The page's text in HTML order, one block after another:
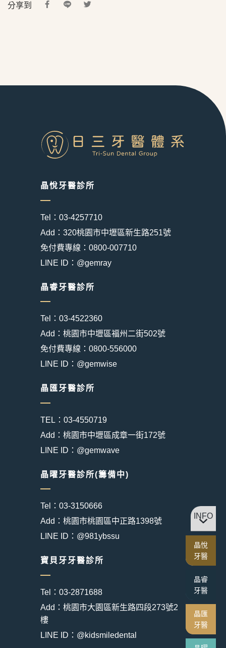
分享到
晶悅牙醫診所
Tel：03-4257710
Add：320桃園市中壢區新生路251號
免付費專線：0800-007710
LINE ID：@gemray
晶睿牙醫診所
Tel：03-4522360
Add：桃園市中壢區福州二街502號
免付費專線：0800-556000
LINE ID：@gemwise
晶匯牙醫診所
TEL：03-4550719
Add：桃園市中壢區成章一街172號
LINE ID：@gemwave
晶曜牙醫診所(籌備中)
Tel：03-3150666
Add：桃園市桃園區中正路1398號
LINE ID：@981ybssu
寶貝牙牙醫診所
Tel：03-2871688
Add：桃園市大園區新生路四段273號2
樓
LINE ID：@kidsmiledental
INFO
晶悅
牙醫
晶睿
牙醫
晶匯
牙醫